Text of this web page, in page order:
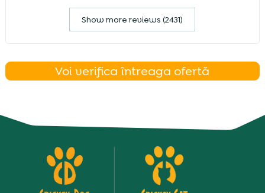
Show more reviews (2431)
Voi verifica întreaga ofertă